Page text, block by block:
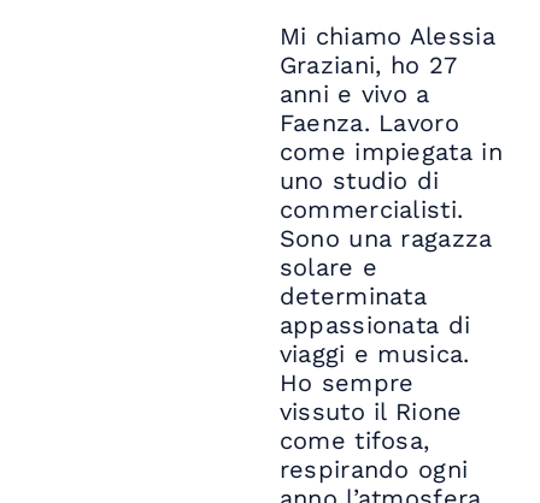
Mi chiamo Alessia
Graziani, ho 27
anni e vivo a
Faenza. Lavoro
come impiegata in
uno studio di
commercialisti.
Sono una ragazza
solare e
determinata
appassionata di
viaggi e musica.
Ho sempre
vissuto il Rione
come tifosa,
respirando ogni